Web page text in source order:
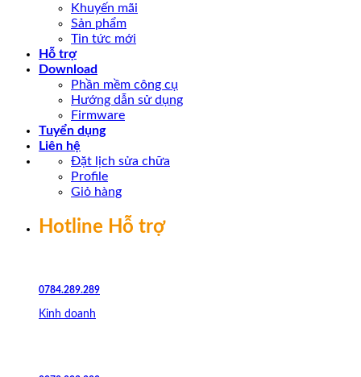
Khuyến mãi
Sản phẩm
Tin tức mới
Hỗ trợ
Download
Phần mềm công cụ
Hướng dẫn sử dụng
Firmware
Tuyển dụng
Liên hệ
Đặt lịch sửa chữa
Profile
Giỏ hàng
Hotline Hỗ trợ
0784.289.289
Kinh doanh